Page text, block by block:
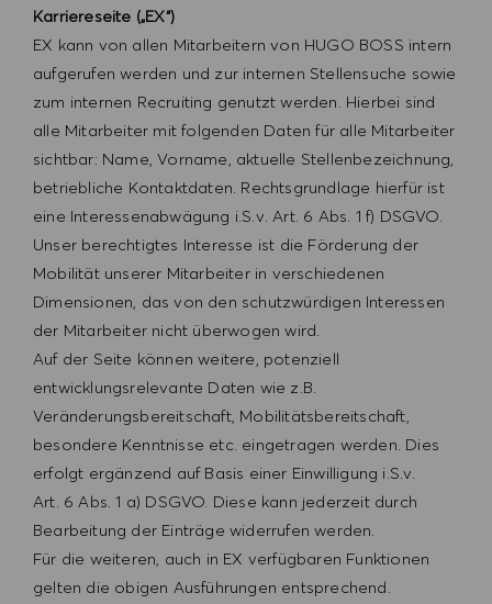
Karriereseite („EX“)
EX kann von allen Mitarbeitern von HUGO BOSS intern
aufgerufen werden und zur internen Stellensuche sowie
zum internen Recruiting genutzt werden. Hierbei sind
alle Mitarbeiter mit folgenden Daten für alle Mitarbeiter
sichtbar: Name, Vorname, aktuelle Stellenbezeichnung,
betriebliche Kontaktdaten. Rechtsgrundlage hierfür ist
eine Interessenabwägung i.S.v. Art. 6 Abs. 1 f) DSGVO.
Unser berechtigtes Interesse ist die Förderung der
Mobilität unserer Mitarbeiter in verschiedenen
Dimensionen, das von den schutzwürdigen Interessen
der Mitarbeiter nicht überwogen wird.
Auf der Seite können weitere, potenziell
entwicklungsrelevante Daten wie z.B.
Veränderungsbereitschaft, Mobilitätsbereitschaft,
besondere Kenntnisse etc. eingetragen werden. Dies
erfolgt ergänzend auf Basis einer Einwilligung i.S.v.
Art. 6 Abs. 1 a) DSGVO. Diese kann jederzeit durch
Bearbeitung der Einträge widerrufen werden.
Für die weiteren, auch in EX verfügbaren Funktionen
gelten die obigen Ausführungen entsprechend.